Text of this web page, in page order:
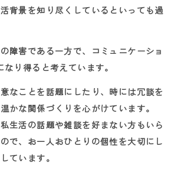
背景を知り尽くしているといっても過
障害である一方で、コミュニケーショ
なり得ると考えています。
なことを話題にしたり、時には冗談を
かな関係づくりを心がけています。
生活の話題や雑談を好まない方もいら
で、お一人おひとりの個性を大切にし
ています。